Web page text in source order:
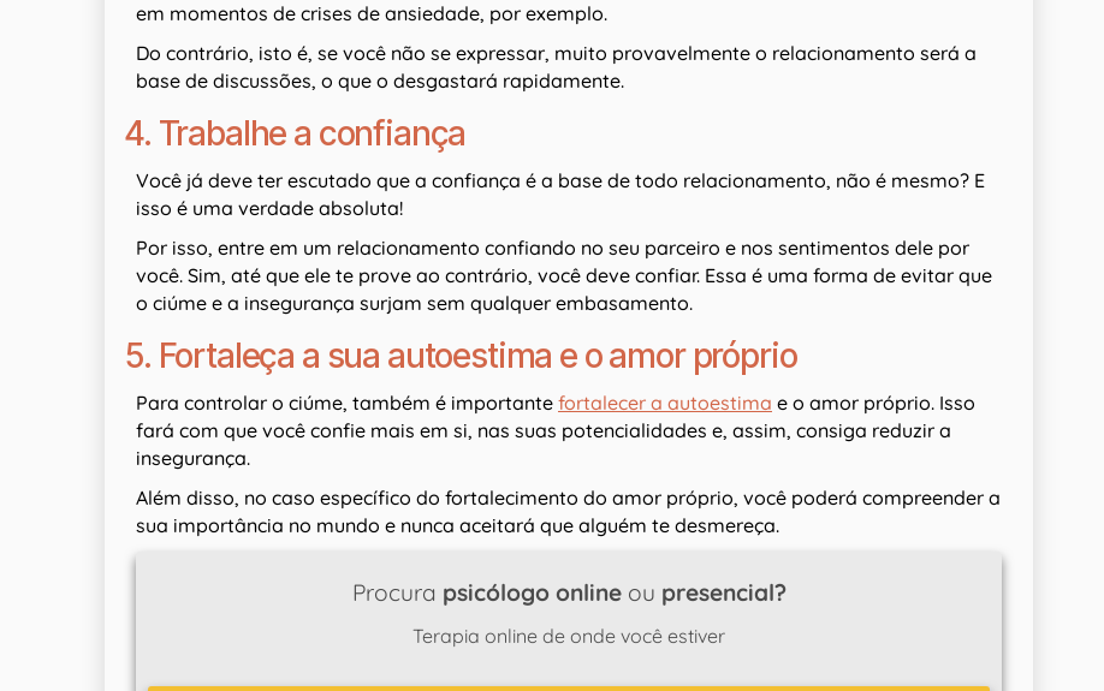
em momentos de crises de ansiedade, por exemplo.
Do contrário, isto é, se você não se expressar, muito provavelmente o relacionamento será a
base de discussões, o que o desgastará rapidamente.
4. Trabalhe a confiança
Você já deve ter escutado que a confiança é a base de todo relacionamento, não é mesmo? E
isso é uma verdade absoluta!
Por isso, entre em um relacionamento confiando no seu parceiro e nos sentimentos dele por
você. Sim, até que ele te prove ao contrário, você deve confiar. Essa é uma forma de evitar que
o ciúme e a insegurança surjam sem qualquer embasamento.
5. Fortaleça a sua autoestima e o amor próprio
Para controlar o ciúme, também é importante fortalecer a autoestima e o amor próprio. Isso
fará com que você confie mais em si, nas suas potencialidades e, assim, consiga reduzir a
insegurança.
Além disso, no caso específico do fortalecimento do amor próprio, você poderá compreender a
sua importância no mundo e nunca aceitará que alguém te desmereça.
Procura psicólogo onlineou presencial?
Terapia online de onde você estiver